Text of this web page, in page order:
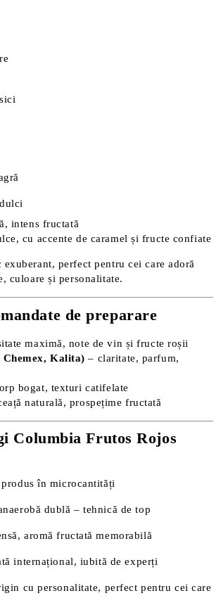
intens fructată
cu accente de caramel și fructe confiate
perfect pentru cei care adoră
culoare și personalitate.
de preparare
maximă, note de vin și fructe roșii
Kalita) – claritate, parfum,
bogat, texturi catifelate
naturală, prospețime fructată
Columbia Frutos Rojos
produs în microcantități
dublă – tehnică de top
aromă fructată memorabilă
internațional, iubită de experți
cu personalitate, perfect pentru cei care